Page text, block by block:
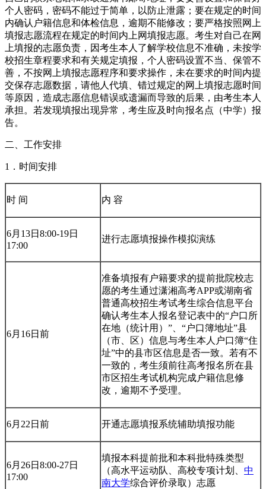
个人密码，密码不能过于简单，以防止泄露；要在规定的时间
内确认户籍信息和体检信息，逾期不能修改；要严格按照网上
填报志愿流程在规定的时间内上网填报志愿。考生对自己在网
上填报的志愿负责，因考生本人了解学校信息不准确，未按学
校招生章程要求和有关规定填报，个人密码设置不当、保管不
善，不按网上填报志愿程序和要求操作，未在要求的时间内提
交保存志愿数据，请他人代填、错过规定的网上填报志愿时间
等原因，造成志愿信息错误或遗漏而导致的后果，由考生本人
承担。若发现填报出现异常，考生应及时向报名点（中学）报
告。
二、工作安排
1．时间安排
时 间 内 容
6月13日8:00-19日
17:00
进行志愿填报操作模拟演练
6月16日前
准备填报有户籍要求的提前批院校志
愿的考生通过潇湘高考APP或湖南省
普通高校招生考试考生综合信息平台
确认考生本人报名登记表中的“户口所
在地（统计用）”、“户口簿地址”县
（市、区）信息与考生本人户口簿“住
址”中的县市区信息是否一致。若有不
一致的，考生须前往高考报名所在县
市区招生考试机构完成户籍信息修
改，逾期不予受理。
6月22日前 开通志愿填报系统辅助填报功能
6月26日8:00-27日
17:00
填报本科提前批和本科批特殊类型
（高水平运动队、高校专项计划、 中
南大学综合评价录取）志愿